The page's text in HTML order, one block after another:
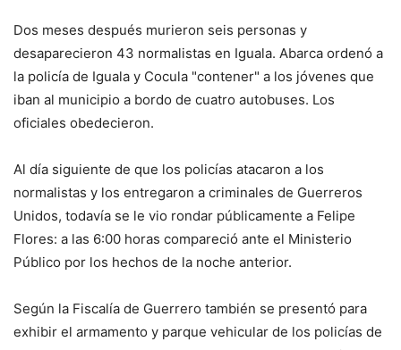
Dos meses después murieron seis personas y
desaparecieron 43 normalistas en Iguala. Abarca ordenó a
la policía de Iguala y Cocula "contener" a los jóvenes que
iban al municipio a bordo de cuatro autobuses. Los
oficiales obedecieron.
Al día siguiente de que los policías atacaron a los
normalistas y los entregaron a criminales de Guerreros
Unidos, todavía se le vio rondar públicamente a Felipe
Flores: a las 6:00 horas compareció ante el Ministerio
Público por los hechos de la noche anterior.
Según la Fiscalía de Guerrero también se presentó para
exhibir el armamento y parque vehicular de los policías de